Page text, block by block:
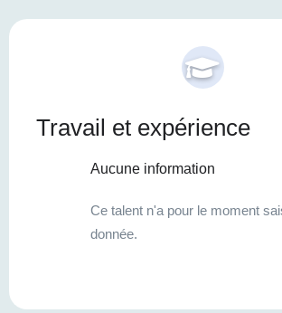
Travail et expérience
Aucune information
Ce talent n'a pour le moment
donnée.